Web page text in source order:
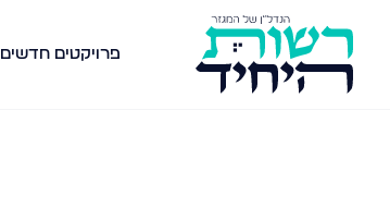
פרויקטים חדשים